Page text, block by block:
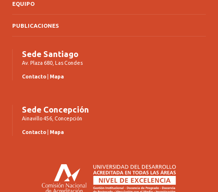
EQUIPO
PUBLICACIONES
Sede Santiago
Av. Plaza 680, Las Condes
Contacto Mapa
Sede Concepción
Ainavillo 456, Concepción
Contacto Mapa